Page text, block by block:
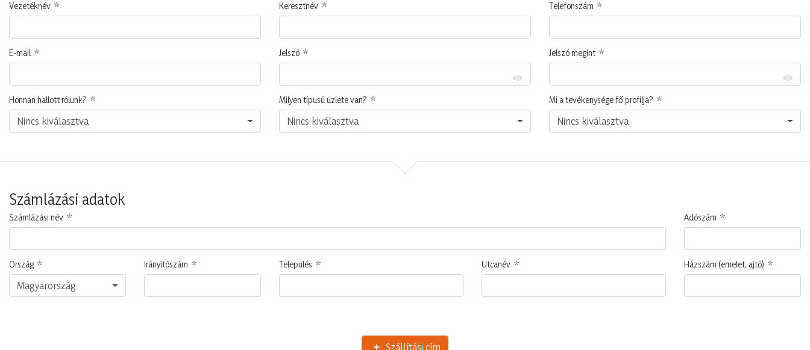
Vezetéknév Keresztnév Telefonszám
E-mail Jelszó Jelszó megint
Honnan hallott rólunk?
Nincs kiválasztva
Milyen típusú üzlete van?
Nincs kiválasztva
Mi a tevékenysége fő profilja?
Nincs kiválasztva
Számlázási adatok
Számlázási név Adószám
Ország
Magyarország
Irányítószám Település Utcanév Házszám (emelet, ajtó)
Szállítási cím